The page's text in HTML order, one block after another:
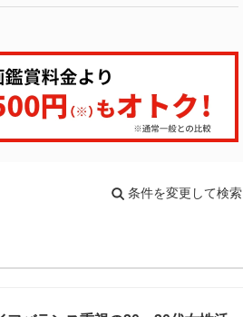
条件を変更して検索